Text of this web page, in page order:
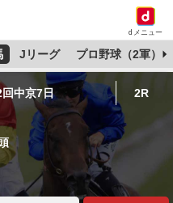
dメニュー
Jリーグ プロ野球（2軍）
中京7日 2R